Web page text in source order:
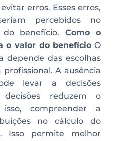
erros. Esses erros,
percebidos no
benefício. Como o
o valor do benefício O
depende das escolhas
A ausência
levar a decisões
decisões reduzem o
compreender a
no cálculo do
Isso permite melhor